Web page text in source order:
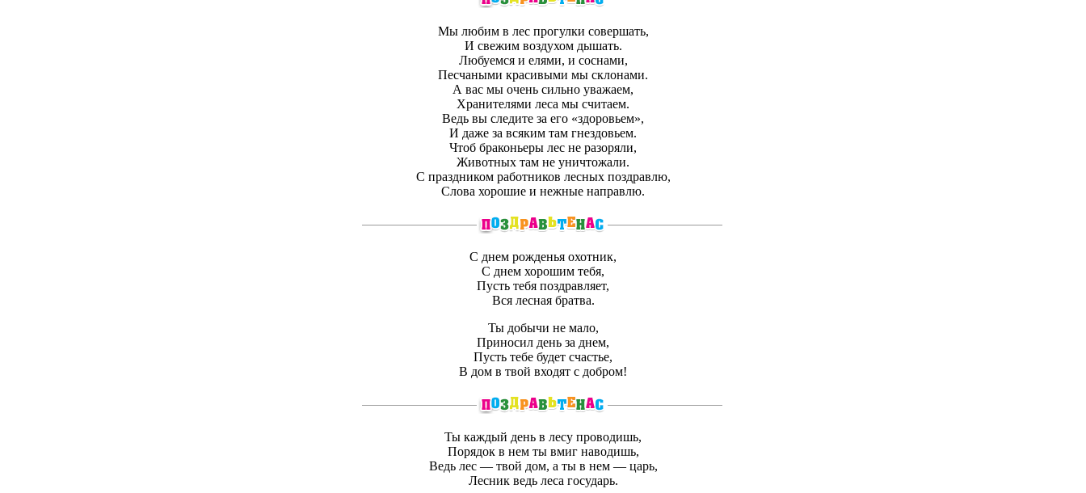
Мы любим в лес прогулки совершать,
И свежим воздухом дышать.
Любуемся и елями, и соснами,
Песчаными красивыми мы склонами.
А вас мы очень сильно уважаем,
Хранителями леса мы считаем.
Ведь вы следите за его «здоровьем»,
И даже за всяким там гнездовьем.
Чтоб браконьеры лес не разоряли,
Животных там не уничтожали.
С праздником работников лесных поздравлю,
Слова хорошие и нежные направлю.
С днем рожденья охотник,
С днем хорошим тебя,
Пусть тебя поздравляет,
Вся лесная братва.
Ты добычи не мало,
Приносил день за днем,
Пусть тебе будет счастье,
В дом в твой входят с добром!
Ты каждый день в лесу проводишь,
Порядок в нем ты вмиг наводишь,
Ведь лес — твой дом, а ты в нем — царь,
Лесник ведь леса государь.